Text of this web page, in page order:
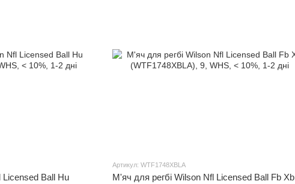
Licensed Ball Hu
Артикул: WTF1748XBLA
М'яч для регбі Wilson Nfl Licensed Ball Fb Xb